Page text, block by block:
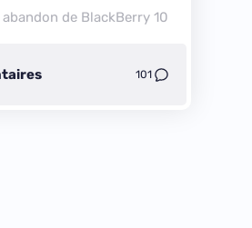
de BlackBerry 10
101